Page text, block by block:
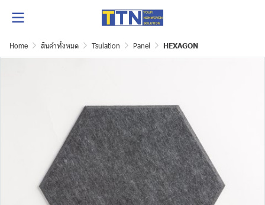
Home สินค้าทั้งหมด Tsulation Panel HEXAGON